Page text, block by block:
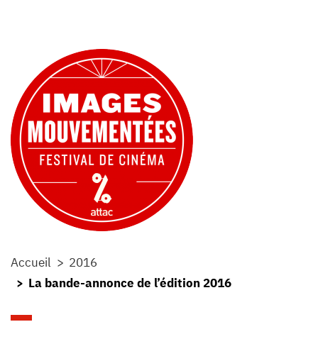
Accueil
2016
La bande-annonce de l’édition 2016